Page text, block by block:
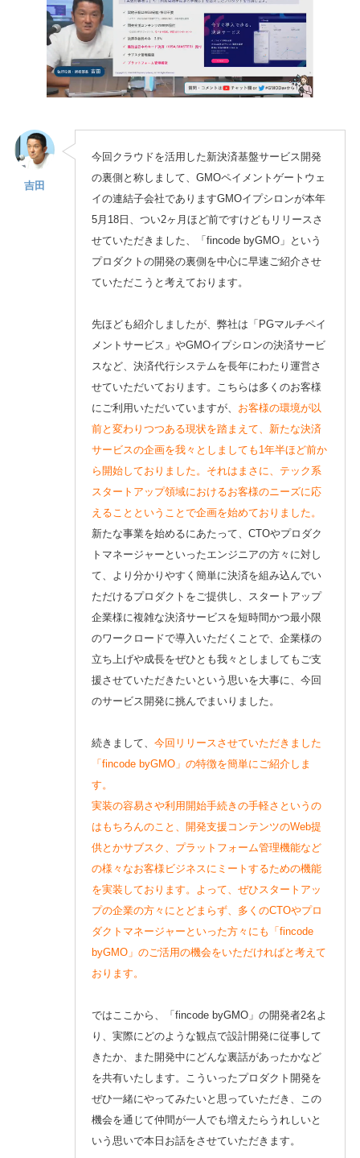
吉田
今回クラウドを活用した新決済基盤サービス開発
の裏側と称しまして、GMOペイメントゲートウェ
イの連結子会社でありますGMOイプシロンが本年
5月18日、つい2ヶ月ほど前ですけどもリリースさ
せていただきました、「fincode byGMO」という
プロダクトの開発の裏側を中心に早速ご紹介させ
ていただこうと考えております。
先ほども紹介しましたが、弊社は「PGマルチペイ
メントサービス」やGMOイプシロンの決済サービ
スなど、決済代行システムを長年にわたり運営さ
せていただいております。こちらは多くのお客様
にご利用いただいていますが、 お客様の環境が以
前と変わりつつある現状を踏まえて、新たな決済
サービスの企画を我々としましても1年半ほど前か
ら開始しておりました。それはまさに、テック系
スタートアップ領域におけるお客様のニーズに応
えることということで企画を始めておりました。
新たな事業を始めるにあたって、CTOやプロダク
トマネージャーといったエンジニアの方々に対し
て、より分かりやすく簡単に決済を組み込んでい
ただけるプロダクトをご提供し、スタートアップ
企業様に複雑な決済サービスを短時間かつ最小限
のワークロードで導入いただくことで、企業様の
立ち上げや成長をぜひとも我々としましてもご支
援させていただきたいという思いを大事に、今回
のサービス開発に挑んでまいりました。
続きまして、 今回リリースさせていただきました
「fincode byGMO」の特徴を簡単にご紹介しま
す。
実装の容易さや利用開始手続きの手軽さというの
はもちろんのこと、開発支援コンテンツのWeb提
供とかサブスク、プラットフォーム管理機能など
の様々なお客様ビジネスにミートするための機能
を実装しております。よって、ぜひスタートアッ
プの企業の方々にとどまらず、多くのCTOやプロ
ダクトマネージャーといった方々にも「fincode
byGMO」のご活用の機会をいただければと考えて
おります。
ではここから、「fincode byGMO」の開発者2名よ
り、実際にどのような観点で設計開発に従事して
きたか、また開発中にどんな裏話があったかなど
を共有いたします。こういったプロダクト開発を
ぜひ一緒にやってみたいと思っていただき、この
機会を通じて仲間が一人でも増えたらうれしいと
いう思いで本日お話をさせていただきます。